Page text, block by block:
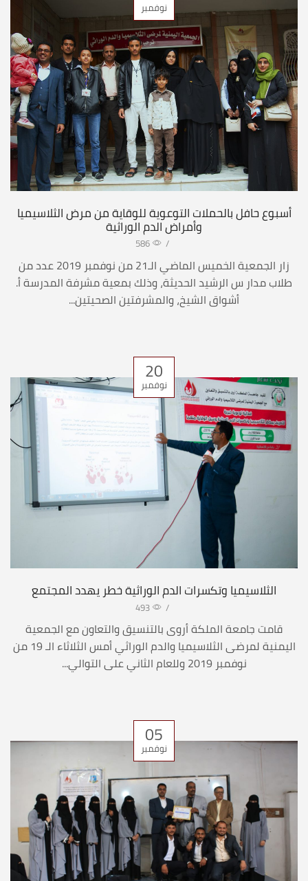
نوفمبر
أسبوع حافل بالحملات التوعوية للوقاية من مرض الثلاسيميا
وأمراض الدم الوراثية
/
586
زار الجمعية الخميس الماضي الـ21 من نوفمبر 2019 عدد من
طلاب مدار س الرشيد الحديثة، وذلك بمعية مشرفة المدرسة أ.
أشواق الشيخ، والمشرفتين الصحيتين...
20
نوفمبر
الثلاسيميا وتكسرات الدم الوراثية خطر يهدد المجتمع
/
493
قامت جامعة الملكة أروى بالتنسيق والتعاون مع الجمعية
اليمنية لمرضى الثلاسيميا والدم الوراثي أمس الثلاثاء الـ 19 من
نوفمبر 2019 وللعام الثاني على التوالي...
05
نوفمبر